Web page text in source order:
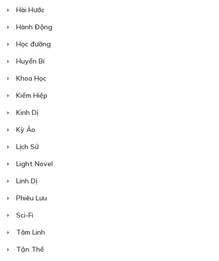
Hài Hước
Hành Động
Học đường
Huyền Bí
Khoa Học
Kiếm Hiệp
Kinh Dị
Kỳ Ảo
Lịch Sử
Light Novel
Linh Dị
Phiêu Lưu
Sci-Fi
Tâm Linh
Tận Thế